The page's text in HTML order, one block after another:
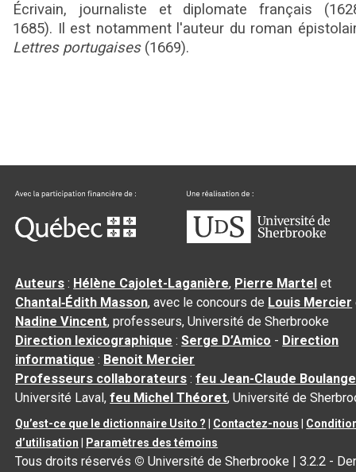
Écrivain, journaliste et diplomate français
1685). Il est notamment l'auteur du roman
Lettres portugaises(1669).
Auteurs : Hélène Cajolet-Laganière, Pierre Martel et
Chantal‑Édith Masson, avec le concours de Louis Mercier
Nadine Vincent, professeurs, Université de Sherbrooke
Direction lexicographique :Serge D’Amico - Direction
informatique : Benoit Mercier
Professeurs collaborateurs :feu Jean-Claude
Université Laval,feu Michel Théoret, Université de
Qu’est-ce que le dictionnaire Usito ? Contactez-nous
d’utilisation
Paramètres des témoins
Tous droits réservés © Université de Sherbrooke |3.2.2 -